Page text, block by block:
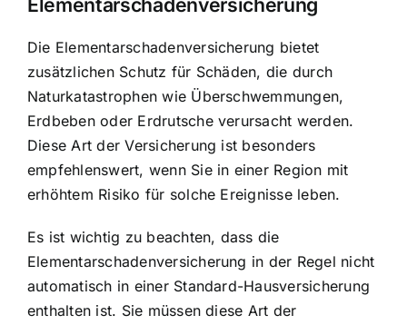
Die Elementarschadenversicherung bietet
zusätzlichen Schutz für Schäden, die durch
Naturkatastrophen wie Überschwemmungen,
Erdbeben oder Erdrutsche verursacht werden.
Diese Art der Versicherung ist besonders
empfehlenswert, wenn Sie in einer Region mit
erhöhtem Risiko für solche Ereignisse leben.
Es ist wichtig zu beachten, dass die
Elementarschadenversicherung in der Regel nicht
automatisch in einer Standard-Hausversicherung
enthalten ist. Sie müssen diese Art der